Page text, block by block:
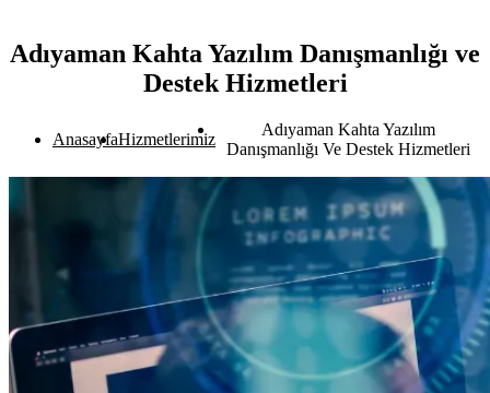
Adıyaman Kahta Yazılım Danışmanlığı ve
Destek Hizmetleri
AnasayfaHizmetlerimiz
Adıyaman Kahta Yazılım
Danışmanlığı Ve Destek Hizmetleri